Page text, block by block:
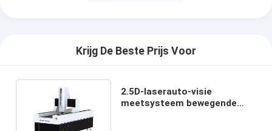
Krijg De Beste Prijs Voor
2.5D-laserauto-visie
meetsysteem bewegende